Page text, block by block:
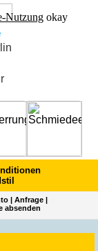
Nutzung okay
| Anfrage|
absenden